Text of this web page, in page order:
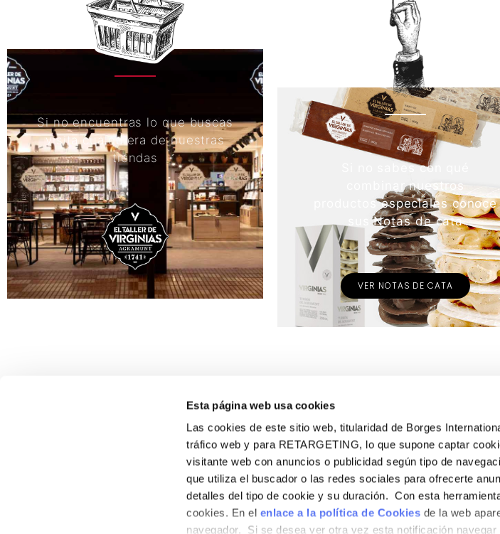
Esta página web usa cookies
Las cookies de este sitio web, titularidad de Borges
tráfico web y para RETARGETING, lo que supone captar
visitante web con anuncios o publicidad según tipo de
que utiliza el buscador o las redes sociales para ofrecerte
detalles del tipo de cookie y su duración. Con esta
cookies. En el enlace a la política de Cookies de la web
navegador. Si se desea ver otra vez esta notificación
Si no encuentras lo que buscas
visita cualquiera de nuestras
tiendas
Si no sabes con qué
combinar nuestros
productos especiales conoce
sus Notas de cata
VER NOTAS DE CATA
VIRGINIAS
Sobre nosotros
Contacto
PRODUCTOS
Turrones tradicionales
Turrones sin azúcar
El Taller